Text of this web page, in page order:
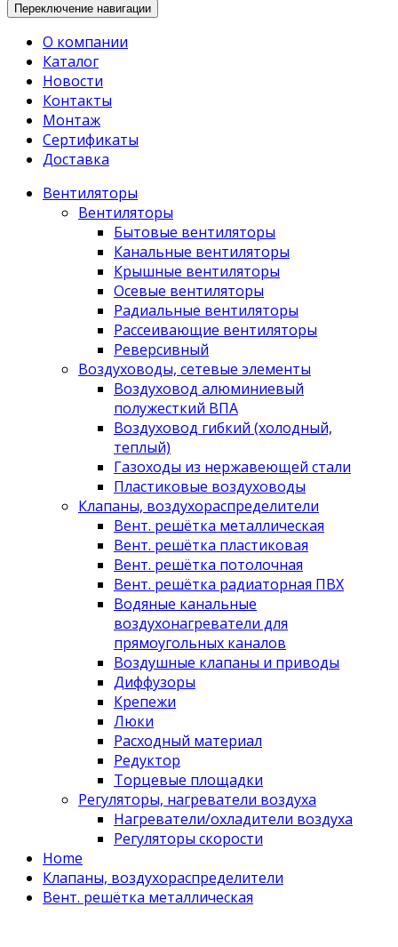
Переключение навигации
О компании
Каталог
Новости
Контакты
Монтаж
Сертификаты
Доставка
Вентиляторы
Вентиляторы
Бытовые вентиляторы
Канальные вентиляторы
Крышные вентиляторы
Осевые вентиляторы
Радиальные вентиляторы
Рассеивающие вентиляторы
Реверсивный
Воздуховоды, сетевые элементы
Воздуховод алюминиевый
полужесткий ВПА
Воздуховод гибкий (холодный,
теплый)
Газоходы из нержавеющей стали
Пластиковые воздуховоды
Клапаны, воздухораспределители
Вент. решётка металлическая
Вент. решётка пластиковая
Вент. решётка потолочная
Вент. решётка радиаторная ПВХ
Водяные канальные
воздухонагреватели для
прямоугольных каналов
Воздушные клапаны и приводы
Диффузоры
Крепежи
Люки
Расходный материал
Редуктор
Торцевые площадки
Регуляторы, нагреватели воздуха
Нагреватели/охладители воздуха
Регуляторы скорости
Home
Клапаны, воздухораспределители
Вент. решётка металлическая